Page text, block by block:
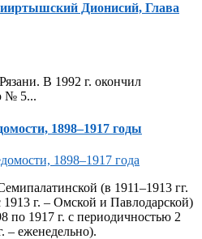
Дионисий, Глава
В 1992 г. окончил
№ 5...
1898–1917 годы
(в 1911–1913 гг.
г. – Омской и Павлодарской)
по 1917 г. с периодичностью 2
– еженедельно).